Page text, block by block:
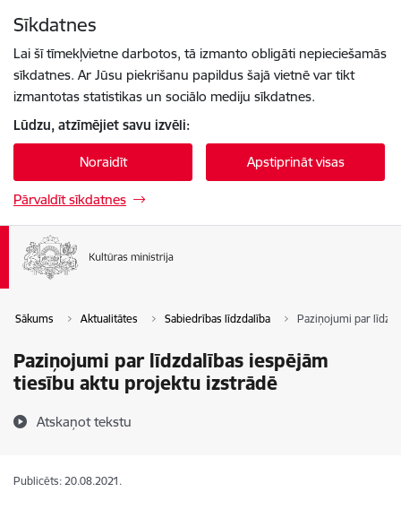
Sīkdatnes
Lai šī tīmekļvietne darbotos, tā izmanto obligāti nepieciešamās
sīkdatnes. Ar Jūsu piekrišanu papildus šajā vietnē var tikt
izmantotas statistikas un sociālo mediju sīkdatnes.
Lūdzu, atzīmējiet savu izvēli:
Noraidīt Apstiprināt visas
Pārvaldīt sīkdatnes
Sākums Aktualitātes Sabiedrības līdzdalība Paziņojumi par
Paziņojumi par līdzdalības iespējām
tiesību aktu projektu izstrādē
Atskaņot tekstu
Publicēts: 20.08.2021.